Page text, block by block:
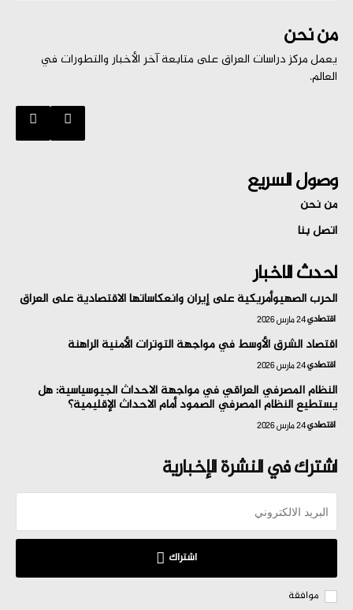
من نحن
يعمل مركز دراسات العراق على متابعة آخر الأخبار والتطورات في
العالم.
وصول السريع
من نحن
اتصل بنا
احدث الاخبار
الحرب الصهيوأمريكية على إيران وانعكاساتها الاقتصادية على العراق
اقتصادي24 مارس 2026
اقتصاد الشرق الأوسط في مواجهة التوترات الأمنية الراهنة
اقتصادي24 مارس 2026
النظام المصرفي العراقي في مواجهة الاحداث الجيوسياسية: هل
يستطيع النظام المصرفي الصمود أمام الاحداث الإقليمية؟
اقتصادي24 مارس 2026
اشترك في النشرة الإخبارية
اشتراك
موافقة